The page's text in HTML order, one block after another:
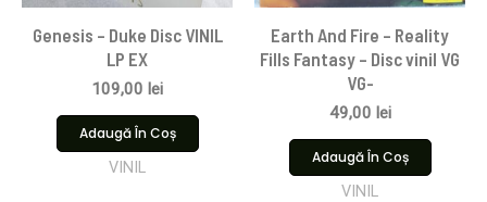
Genesis – Duke Disc VINIL
LP EX
109,00 lei
Adaugă În Coș
VINIL
Earth And Fire – Reality
Fills Fantasy – Disc vinil VG
VG-
49,00 lei
Adaugă În Coș
VINIL